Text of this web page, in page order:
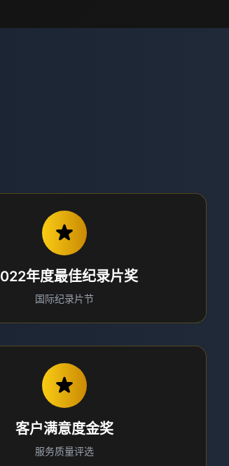
年度最佳纪录片奖
国际纪录片节
客户满意度金奖
服务质量评选